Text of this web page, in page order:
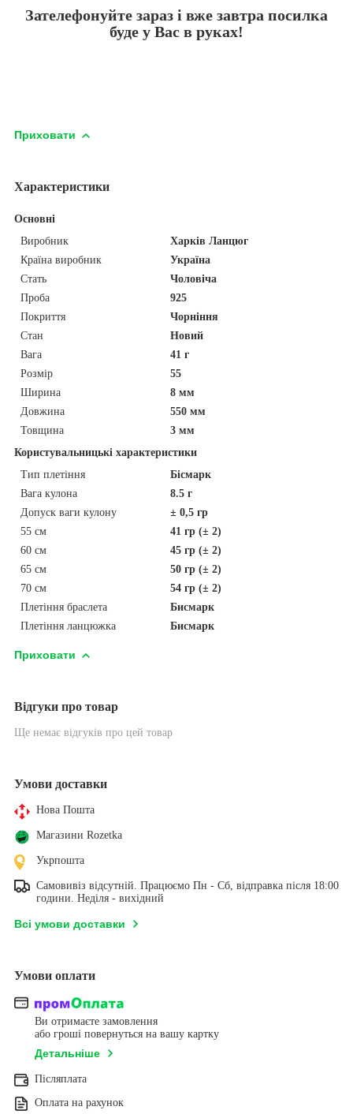
Зателефонуйте зараз і вже завтра посилка
буде у Вас в руках!
Приховати
Характеристики
Основні
Виробник
Харків Ланцюг
Країна виробник
Україна
Стать
Чоловіча
Проба
925
Покриття
Чорніння
Стан
Новий
Вага
41 г
Розмір
55
Ширина
8 мм
Довжина
550 мм
Товщина
3 мм
Користувальницькі характеристики
Тип плетіння
Бісмарк
Вага кулона
8.5 г
Допуск ваги кулону
± 0,5 гр
55 см
41 гр (± 2)
60 см
45 гр (± 2)
65 см
50 гр (± 2)
70 см
54 гр (± 2)
Плетіння браслета
Бисмарк
Плетіння ланцюжка
Бисмарк
Приховати
Відгуки про товар
Ще немає відгуків про цей товар
Умови доставки
Нова Пошта
Магазини Rozetka
Укрпошта
Самовивіз відсутній. Працюємо Пн - Сб, відправка після 18:00
години. Неділя - вихідний
Всі умови доставки
Умови оплати
Ви отримаєте замовлення
або гроші повернуться на вашу картку
Детальніше
Післяплата
Оплата на рахунок